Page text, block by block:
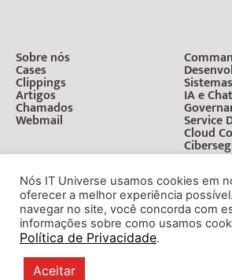
Sobre nós
Cases
Clippings
Artigos
Chamados
Webmail
Sistemas
IA e
Service
Cloud
© IT Universe Tecnologia – 2010 –
2025 – Todos os direitos reservados.
Nós IT Universe usamos cookies em
oferecer a melhor experiência
navegar no site, você concorda com
informações sobre como usamos
Política de Privacidade.
Aceitar